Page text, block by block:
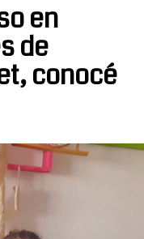
en
de
conocé